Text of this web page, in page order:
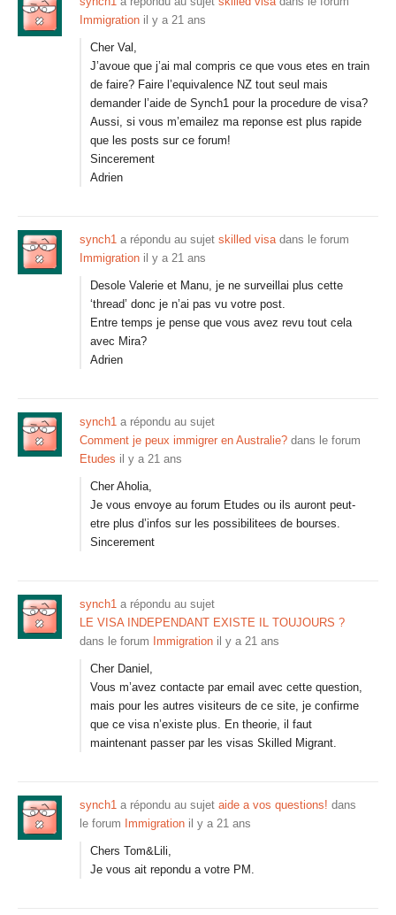
Immigration il y a 21 ans
Cher Val,
J’avoue que j’ai mal compris ce que vous etes en train
de faire? Faire l’equivalence NZ tout seul mais
demander l’aide de Synch1 pour la procedure de visa?
Aussi, si vous m’emailez ma reponse est plus rapide
que les posts sur ce forum!
Sincerement
Adrien
synch1 a répondu au sujet skilled visadans le forum
Immigration il y a 21 ans
Desole Valerie et Manu, je ne surveillai plus cette
‘thread’ donc je n’ai pas vu votre post.
Entre temps je pense que vous avez revu tout cela
avec Mira?
Adrien
synch1 a répondu au sujet
Comment je peux immigrer en Australie? dans le forum
Etudes il y a 21 ans
Cher Aholia,
Je vous envoye au forum Etudes ou ils auront peut-
etre plus d’infos sur les possibilitees de bourses.
Sincerement
synch1 a répondu au sujet
LE VISA INDEPENDANT EXISTE IL TOUJOURS ?
dans le forum Immigration il y a 21 ans
Cher Daniel,
Vous m’avez contacte par email avec cette question,
mais pour les autres visiteurs de ce site, je confirme
que ce visa n’existe plus. En theorie, il faut
maintenant passer par les visas Skilled Migrant.
synch1 a répondu au sujet aide a vos questions! dans
le forum Immigration il y a 21 ans
Chers Tom&Lili,
Je vous ait repondu a votre PM.